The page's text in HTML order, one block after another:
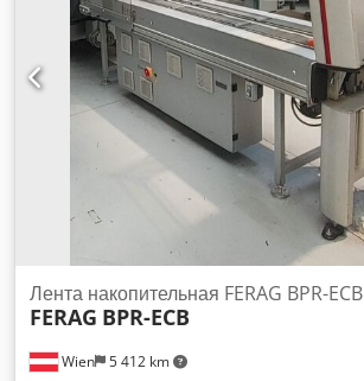
Wien 5 412 km
Лента накопительная FERAG BPR-ECB
FERAG BPR-ECB